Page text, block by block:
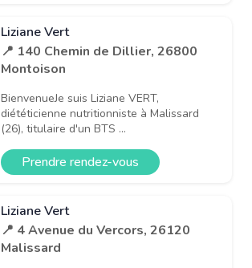
Liziane Vert
📍 140 Chemin de Dillier, 26800
Montoison
BienvenueJe suis Liziane VERT,
diététicienne nutritionniste à Malissard
(26), titulaire d'un BTS ...
Prendre rendez-vous
Liziane Vert
📍 4 Avenue du Vercors, 26120
Malissard